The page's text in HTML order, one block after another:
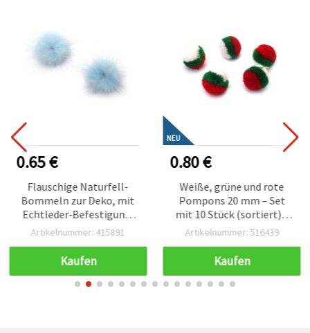
0.65 €
Flauschige Naturfell-
Bommeln zur Deko, mit
Echtleder‑Befestigung,
25 mm, Blau – 2 Stück
Artikelnummer: 415891
Kaufen
NEU
0.80 €
Weiße, grüne und rote
Pompons 20 mm – Set
mit 10 Stück (sortiert) –
Ideal für
& DIY-Projekte
Artikelnummer: 516439
Kaufen